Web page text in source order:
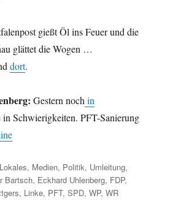
gießt Öl ins Feuer und die
glättet die Wogen …
dort.
Gestern nochin
in Schwierigkeiten. PFT-Sanierung
Kategorien
Lokales, Medien, Politik, Umleitung,
Bartsch, Eckhard Uhlenberg, FDP,
, Linke, PFT,SPD,WP,WR